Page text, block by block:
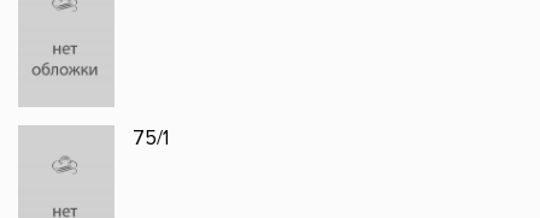
75/1